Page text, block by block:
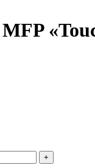
+